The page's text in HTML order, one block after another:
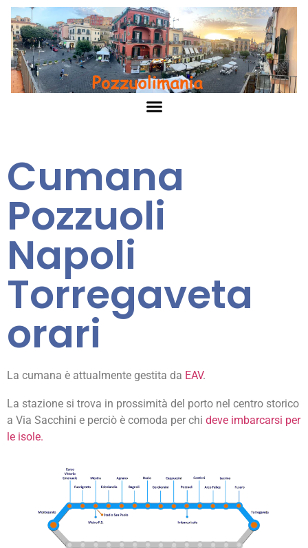
Cumana
Pozzuoli
Napoli
Torregaveta
orari
La cumana è attualmente gestita da EAV.
La stazione si trova in prossimità del porto nel centro storico
a Via Sacchini e perciò è comoda per chi deve imbarcarsi per
le isole.